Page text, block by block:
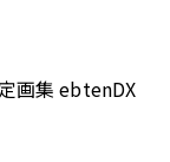
画集 ebtenDX